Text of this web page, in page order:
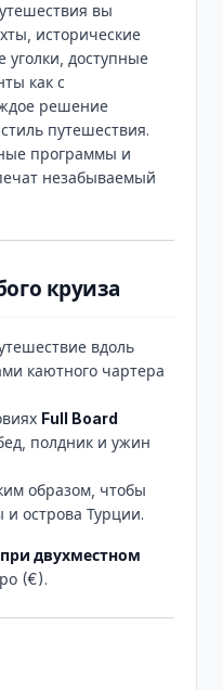
вы
исторические
доступные
как с
решение
путешествия.
программы и
незабываемый
круиза
вдоль
каютного чартера
Full Board
полдник и ужин
образом, чтобы
и острова Турции.
двухместном
(€).